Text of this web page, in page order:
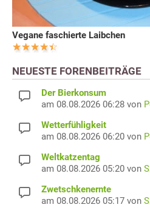
Vegane faschierte Laibchen
NEUESTE FORENBEITRÄGE
Der Bierkonsum
am 08.08.2026 06:28 von
Wetterfühligkeit
am 08.08.2026 06:20 von
Weltkatzentag
am 08.08.2026 05:20 von
Zwetschkenernte
am 08.08.2026 05:17 von